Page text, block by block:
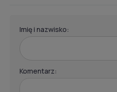
Imię i nazwisko:
Komentarz: